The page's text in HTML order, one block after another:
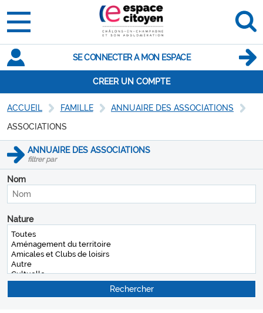
SE CONNECTER A MON ESPACE
CREER UN COMPTE
ACCUEIL FAMILLE
ANNUAIRE DES ASSOCIATIONS
ASSOCIATIONS
ANNUAIRE DES ASSOCIATIONS
filtrer par
Nom
Nature